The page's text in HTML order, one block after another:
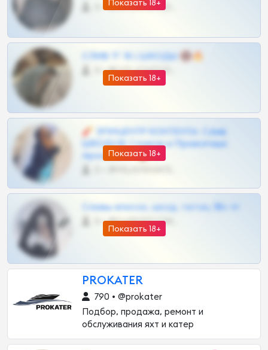
Показать 18+
0 •
Показать 18+
СЛИВ ТГ 18 | ШКОДЫ 🔞🔥
0 •
Показать 18+
🧨 ЭПИЦЕНТР КОНТЕНТА: Слив
ШКОДОВ Сливов и Приватных
Архивов ТГ 🔞💎
Показать 18+
Сливы вписок, шкод, теток, 18+ тг
0 •
PROKATER
790 • @prokater
Подбор, продажа, ремонт и
обслуживания яхт и катер